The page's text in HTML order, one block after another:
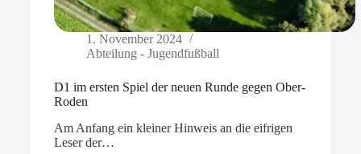
1. November 2024
Abteilung - Jugendfußball
D1 im ersten Spiel der neuen Runde gegen Ober-
Roden
Am Anfang ein kleiner Hinweis an die eifrigen
Leser der…